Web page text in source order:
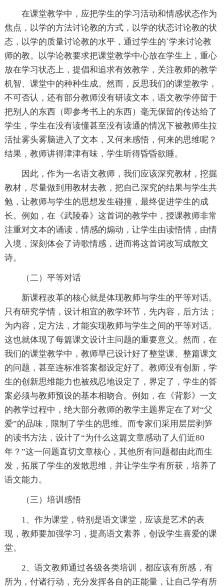
在课堂教学中，应把学生的学习活动和情感状态作为
焦点，以学的方法讨论教的方式，以学的状态讨论教的状
态，以学的质量讨论教的水平，通过学生的`学来讨论教
师的教。以学论教要求把课堂教学中心放在学生上，重心
放在学习状态上，提倡和追求有效教学，关注教师的教学
机智、课堂中的种种生成。然而，反思我们的课堂教学，
不可否认，还有部分教师没有研读文本，语文教学停留于
把别人的东西（即参考书上的东西）毫无保留的传达给了
学生，学生在没有读懂甚至没有读通的情况下被教师生拉
活扯雾头雾脑进入了文本，又何来感悟，何来的思维呢？
结果，教师讲得津津有味，学生听得昏昏欲睡。
因此，作为一名语文教师，我们应该深究教材，挖掘
教材，尽量做到用教材去教，把自己深究的结果与学生共
勉，让教师与学生的思想发生碰撞，最终促进学生的成
长。例如，在《武陵春》这首词的教学中，授课教师非常
注重对文本的诵读，情感的煽动，让学生由读悟情，由情
入境，深刻体会了诗歌情感，进而将这首词改写成散文
诗。
（二）平等对话
新课程改革的核心就是体现教师与学生的平等对话。
只有研究学情，设计相宜的教学环节，先内容，后方法；
为内容，定方法，才能实现教师与学生之间的平等对话。
这也就体现了每篇课文设计主问题的重要意义。然而，在
我们的课堂教学中，教师早已设计好了整堂课、整篇课文
的问题，甚至连标准答案都设定好了。教师没有创新，学
生的创新思维能力也被残忍地设定了，界定了，学生的答
案必须与教师预设的基本相吻合。例如，在《背影》一文
的教学过程中，绝大部分教师的教学主题界定在了对“父
爱”的品味，限制了学生的思维。而专家们采用层层剥笋
的读书方法，设计了“为什么这篇文章感动了人们近80
年？”这一问题直切文章核心，其他所有问题都由此而生
发，拓展了学生的发散思维，并让学生学有所获，培养了
语文能力。
（三）培训感悟
1、作为课堂，特别是语文课堂，应该是艺术的表
现，教师要加强学习，提高语文素养，创设学生喜爱的课
堂。
2、语文教师通过各级各类培训，都应该有所感，有
所为，付诸行动，充分发挥各自的正能量，让自己学有所